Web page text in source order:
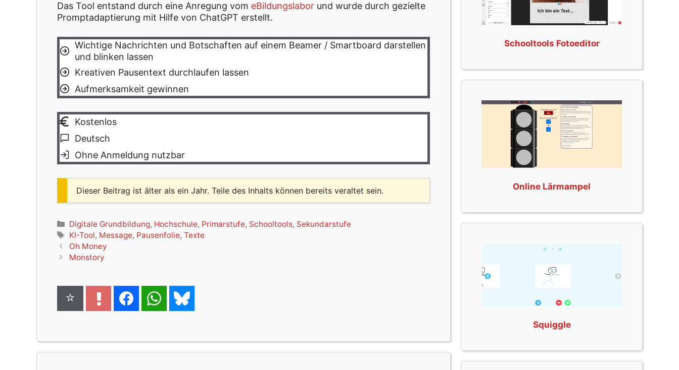
Das Tool entstand durch eine Anregung vom eBildungslabor und wurde durch gezielte
Promptadaptierung mit Hilfe von ChatGPT erstellt.
Wichtige Nachrichten und Botschaften auf einem Beamer / Smartboard darstellen
und blinken lassen
Kreativen Pausentext durchlaufen lassen
Aufmerksamkeit gewinnen
Kostenlos
Deutsch
Ohne Anmeldung nutzbar
Dieser Beitrag ist älter als ein Jahr. Teile des Inhalts können bereits veraltet sein.
Kategorien
Digitale Grundbildung, Hochschule, Primarstufe, Schooltools, Sekundarstufe
Schlagwörter
KI-Tool, Message, Pausenfolie,Texte
Oh Money
Monstory
Schooltools Fotoeditor
Online Lärmampel
Squiggle